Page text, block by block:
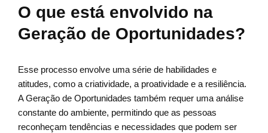
O que está envolvido na
Geração de Oportunidades?
Esse processo envolve uma série de habilidades e
atitudes, como a criatividade, a proatividade e a resiliência.
A Geração de Oportunidades também requer uma análise
constante do ambiente, permitindo que as pessoas
reconheçam tendências e necessidades que podem ser